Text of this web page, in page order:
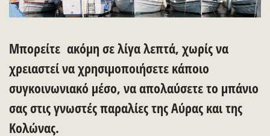
Μπορείτε ακόμη σε λίγα λεπτά, χωρίς να
χρειαστεί να χρησιμοποιήσετε κάποιο
συγκοινωνιακό μέσο, να απολαύσετε το μπάνιο
σας στις γνωστές παραλίες της Αύρας και της
Κολώνας.